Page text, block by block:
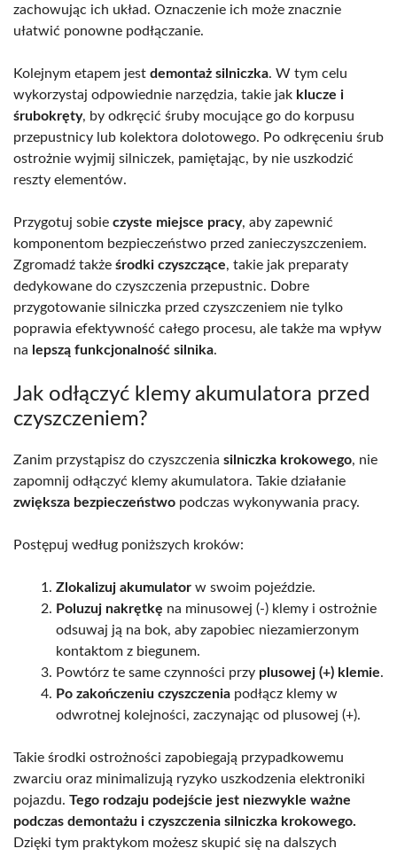
zachowując ich układ. Oznaczenie ich może znacznie
ułatwić ponowne podłączanie.
Kolejnym etapem jest demontaż silniczka. W tym celu
wykorzystaj odpowiednie narzędzia, takie jak klucze i
śrubokręty, by odkręcić śruby mocujące go do korpusu
przepustnicy lub kolektora dolotowego. Po odkręceniu śrub
ostrożnie wyjmij silniczek, pamiętając, by nie uszkodzić
reszty elementów.
Przygotuj sobie czyste miejsce pracy, aby zapewnić
komponentom bezpieczeństwo przed zanieczyszczeniem.
Zgromadź także środki czyszczące, takie jak preparaty
dedykowane do czyszczenia przepustnic. Dobre
przygotowanie silniczka przed czyszczeniem nie tylko
poprawia efektywność całego procesu, ale także ma wpływ
na lepszą funkcjonalność silnika.
Jak odłączyć klemy akumulatora przed
czyszczeniem?
Zanim przystąpisz do czyszczenia silniczka krokowego, nie
zapomnij odłączyć klemy akumulatora. Takie działanie
zwiększa bezpieczeństwo podczas wykonywania pracy.
Postępuj według poniższych kroków:
Zlokalizuj akumulator w swoim pojeździe.
Poluzuj nakrętkę na minusowej (-) klemy i ostrożnie
odsuwaj ją na bok, aby zapobiec niezamierzonym
kontaktom z biegunem.
Powtórz te same czynności przy plusowej (+) klemie.
Po zakończeniu czyszczenia podłącz klemy w
odwrotnej kolejności, zaczynając od plusowej (+).
Takie środki ostrożności zapobiegają przypadkowemu
zwarciu oraz minimalizują ryzyko uszkodzenia elektroniki
pojazdu. Tego rodzaju podejście jest niezwykle ważne
podczas demontażu i czyszczenia silniczka krokowego.
Dzięki tym praktykom możesz skupić się na dalszych